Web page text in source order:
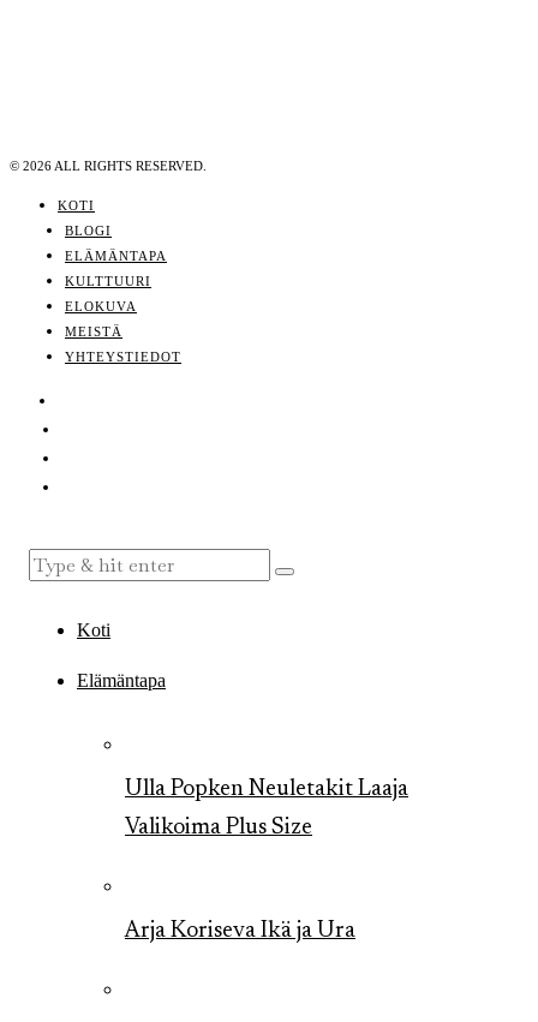
© 2026 ALL RIGHTS RESERVED.
KOTI
BLOGI
ELÄMÄNTAPA
KULTTUURI
ELOKUVA
MEISTÄ
YHTEYSTIEDOT
Koti
Elämäntapa
Ulla Popken Neuletakit Laaja
Valikoima Plus Size
Arja Koriseva Ikä ja Ura